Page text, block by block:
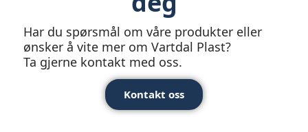
Har du spørsmål om våre produkter eller
ønsker å vite mer om Vartdal Plast?
Ta gjerne kontakt med oss.
Kontakt oss